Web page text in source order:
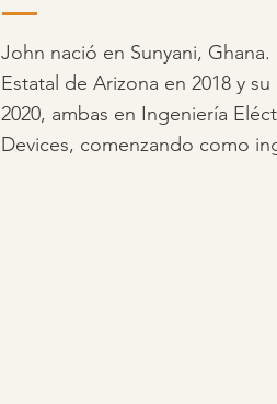
John nació en Sunyani,
Estatal de Arizona en 2018 y
2020, ambas en Ingeniería
Devices, comenzando como